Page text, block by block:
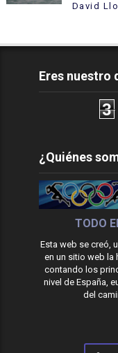
David
Eres nuestro
3
¿Quiénes
TODO
Esta web se creó,
en un sitio web la
contando los
nivel de España,
del